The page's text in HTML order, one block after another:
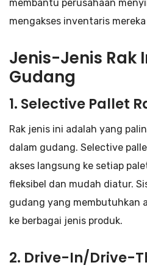
membantu perusahaan
mengakses inventaris
Jenis-Jenis Rak
Gudang
1. Selective Pallet
Rak jenis ini adalah yang
dalam gudang. Selective
akses langsung ke setiap
fleksibel dan mudah diatur.
gudang yang membutuhkan
ke berbagai jenis produk.
2. Drive-In/Drive-